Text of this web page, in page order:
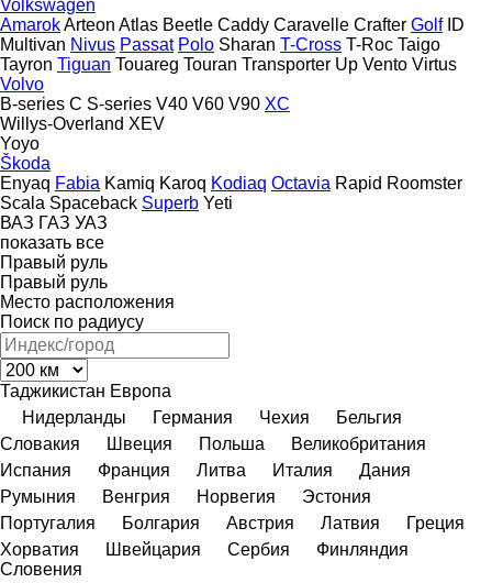
Volkswagen
AmarokArteon Atlas Beetle Caddy Caravelle Crafter Golf ID
Multivan Nivus Passat Polo Sharan T-Cross T-Roc Taigo
Tayron Tiguan Touareg Touran Transporter Up Vento Virtus
Volvo
B-series C S-series V40 V60 V90 XC
Willys-Overland XEV
Yoyo
Škoda
Enyaq Fabia Kamiq Karoq Kodiaq Octavia Rapid Roomster
Scala Spaceback Superb Yeti
ВАЗ ГАЗ УАЗ
показать все
Правый руль
Правый руль
Место расположения
Поиск по радиусу
Таджикистан Европа
Нидерланды
Германия Чехия
Бельгия
Словакия
Швеция Польша
Великобритания
Испания
Франция Литва Италия
Дания
Румыния
Венгрия Норвегия
Эстония
Португалия
Болгария Австрия Латвия
Греция
Хорватия
Швейцария Сербия
Финляндия
Словения